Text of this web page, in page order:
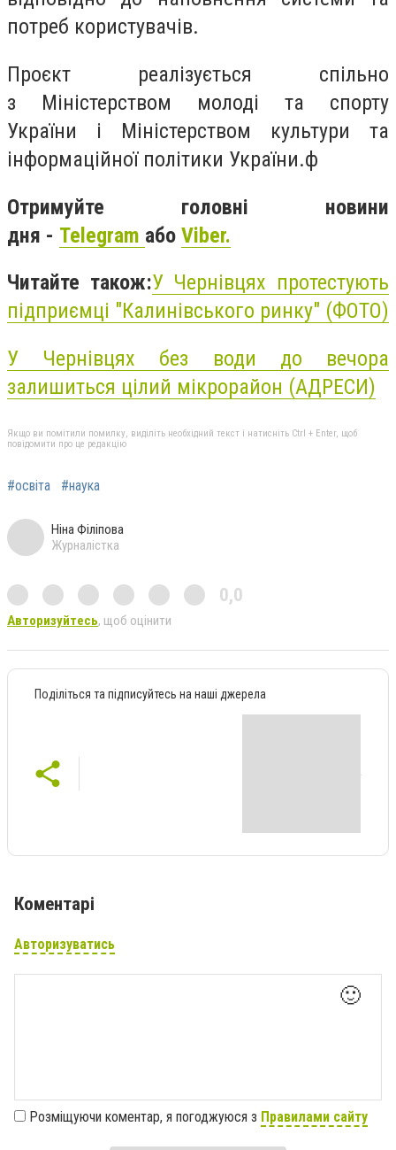
потреб користувачів.
Проєкт реалізується спільно
з Міністерством молоді та спорту
України і Міністерством культури та
інформаційної політики України.ф
Отримуйте головні новини
дня - Telegram або Viber.
Читайте також:У Чернівцях протестують
підприємці "Калинівського ринку" (ФОТО)
У Чернівцях без води до вечора
залишиться цілий мікрорайон (АДРЕСИ)
Якщо ви помітили помилку, виділіть необхідний текст і натисніть Ctrl + Enter, щоб
повідомити про це редакцію
#освіта #наука
Ніна Філіпова
Журналістка
0,0
Авторизуйтесь, щоб оцінити
Поділіться та підписуйтесь на наші джерела
Коментарі
Авторизуватись
🙂
Розміщуючи коментар, я погоджуюся з Правилами сайту